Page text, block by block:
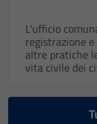
L'ufficio
registrazione
altre pratiche
vita civile dei